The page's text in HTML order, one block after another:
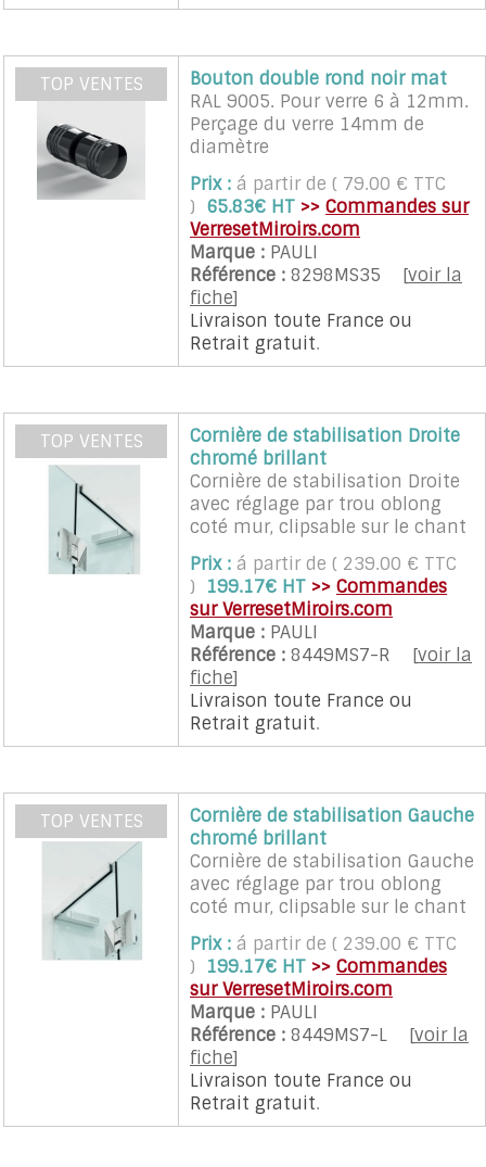
TOP VENTES
Bouton double rond noir mat
RAL 9005. Pour verre 6 à 12mm.
Perçage du verre 14mm de
diamètre
Prix : á partir de ( 79.00 € TTC
) 65.83€ HT >> Commandes sur
VerresetMiroirs.com
Marque : PAULI
Référence : 8298MS35 [voir la
fiche]
Livraison toute France ou
Retrait gratuit.
TOP VENTES
Cornière de stabilisation Droite
chromé brillant
Cornière de stabilisation Droite
avec réglage par trou oblong
coté mur, clipsable sur le chant
du verre, sans perçage ni
encoche sur le verre
Prix : á partir de ( 239.00 € TTC
)
199.17€ HT >> Commandes
sur VerresetMiroirs.com
Marque : PAULI
Référence : 8449MS7-R [voir la
fiche]
Livraison toute France ou
Retrait gratuit.
TOP VENTES
Cornière de stabilisation Gauche
chromé brillant
Cornière de stabilisation Gauche
avec réglage par trou oblong
coté mur, clipsable sur le chant
du verre, sans perçage ni
encoche sur le verre
Prix : á partir de ( 239.00 € TTC
)
199.17€ HT >> Commandes
sur VerresetMiroirs.com
Marque : PAULI
Référence : 8449MS7-L [voir la
fiche]
Livraison toute France ou
Retrait gratuit.